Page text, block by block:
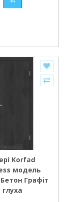
Korfad
модель
Графіт
глуха